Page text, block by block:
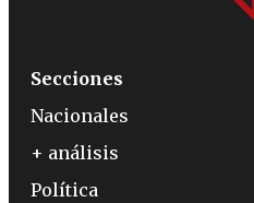
Secciones
Nacionales
+ análisis
Política